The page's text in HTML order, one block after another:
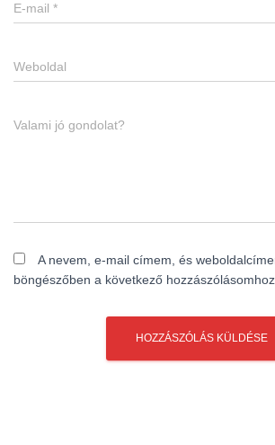
E-mail *
Weboldal
Valami jó gondolat?
A nevem, e-mail címem, és
böngészőben a következő